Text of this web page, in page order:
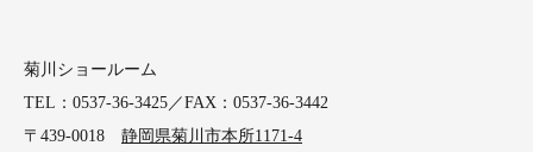
菊川ショールーム
TEL：0537-36-3425／FAX：0537-36-3442
〒439-0018 静岡県菊川市本所1171-4